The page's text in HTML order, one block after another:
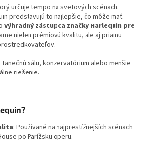
l
á
d
a
c
e
p
ý
p
určuje tempo na svetových scénach.
predstavujú to najlepšie, čo môže mať
výhradný zástupca značky Harlequin pre
nielen prémiovú kvalitu, ale aj priamu
sálu, konzervatórium alebo menšie
riešenie.
: Používané na najprestížnejších scénach
po Parížsku operu.